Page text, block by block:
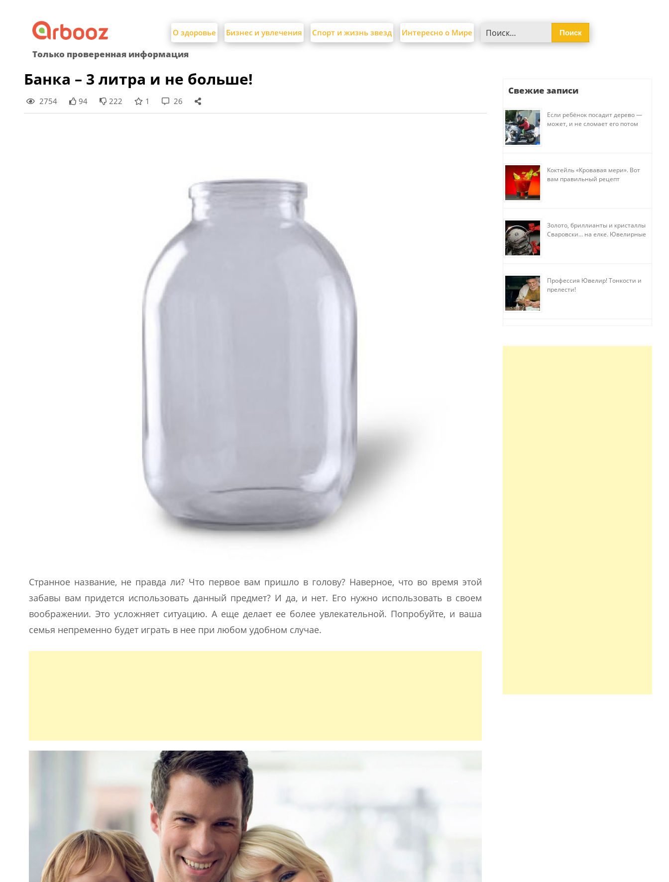
content
О здоровье Бизнес и увлечения Спорт и жизнь звезд Интересно о Мире
Только проверенная информация
Банка – 3 литра и не больше!
2754 94 222 1 26
Странное название, не правда ли? Что первое вам пришло в голову? Наверное, что во время этой
забавы вам придется использовать данный предмет? И да, и нет. Его нужно использовать в своем
воображении. Это усложняет ситуацию. А еще делает ее более увлекательной. Попробуйте, и ваша
семья непременно будет играть в нее при любом удобном случае.
Свежие записи
Если ребёнок посадит дерево —
может, и не сломает его потом
Коктейль «Кровавая мери». Вот
вам правильный рецепт
Золото, бриллианты и кристаллы
Сваровски… на елке. Ювелирные
Профессия Ювелир! Тонкости и
прелести!